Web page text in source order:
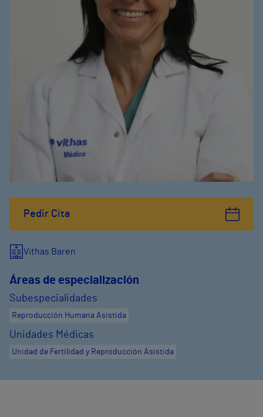
Pedir Cita
Vithas Baren
Áreas de especialización
Subespecialidades
Reproducción Humana Asistida
Unidades Médicas
Unidad de Fertilidad y Reproducción Asistida